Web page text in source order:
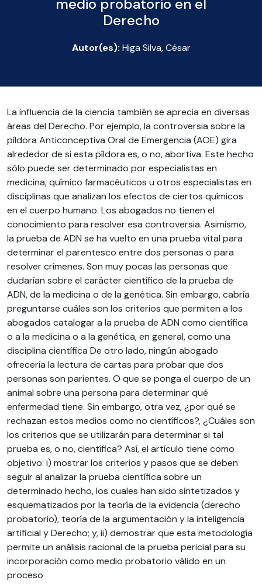
medio probatorio en el
Derecho
Autor(es): Higa Silva, César
La influencia de la ciencia también se aprecia en diversas
áreas del Derecho. Por ejemplo, la controversia sobre la
píldora Anticonceptiva Oral de Emergencia (AOE) gira
alrededor de si esta píldora es, o no, abortiva. Este hecho
sólo puede ser determinado por especialistas en
medicina, químico farmacéuticos u otros especialistas en
disciplinas que analizan los efectos de ciertos químicos
en el cuerpo humano. Los abogados no tienen el
conocimiento para resolver esa controversia. Asimismo,
la prueba de ADN se ha vuelto en una prueba vital para
determinar el parentesco entre dos personas o para
resolver crímenes. Son muy pocas las personas que
dudarían sobre el carácter científico de la prueba de
ADN, de la medicina o de la genética. Sin embargo, cabría
preguntarse cuáles son los criterios que permiten a los
abogados catalogar a la prueba de ADN como científica
o a la medicina o a la genética, en general, como una
disciplina científica De otro lado, ningún abogado
ofrecería la lectura de cartas para probar que dos
personas son parientes. O que se ponga el cuerpo de un
animal sobre una persona para determinar qué
enfermedad tiene. Sin embargo, otra vez, ¿por qué se
rechazan estos medios como no científicos?, ¿Cuáles son
los criterios que se utilizarán para determinar si tal
prueba es, o no, científica? Así, el artículo tiene como
objetivo: i) mostrar los criterios y pasos que se deben
seguir al analizar la prueba científica sobre un
determinado hecho, los cuales han sido sintetizados y
esquematizados por la teoría de la evidencia (derecho
probatorio), teoría de la argumentación y la inteligencia
artificial y Derecho; y, ii) demostrar que esta metodología
permite un análisis racional de la prueba pericial para su
incorporación como medio probatorio válido en un
proceso